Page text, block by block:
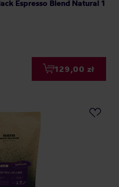
Espresso Blend Natural 1
129,00 zł